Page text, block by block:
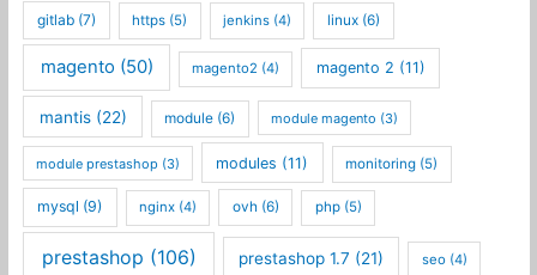
gitlab (7) https (5) jenkins (4) linux(6)
magento (50) magento2 (4) magento 2 (11)
mantis(22) module (6) module magento (3)
module prestashop (3) modules (11) monitoring (5)
mysql (9) nginx(4) ovh (6) php(5)
prestashop (106) prestashop 1.7 (21) seo(4)